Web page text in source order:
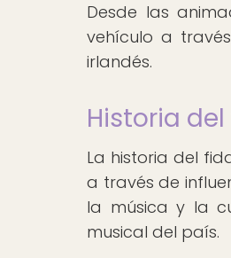
Desde las
vehículo a
irlandés.
Historia
La historia del
a través de
la música y la
musical del país.